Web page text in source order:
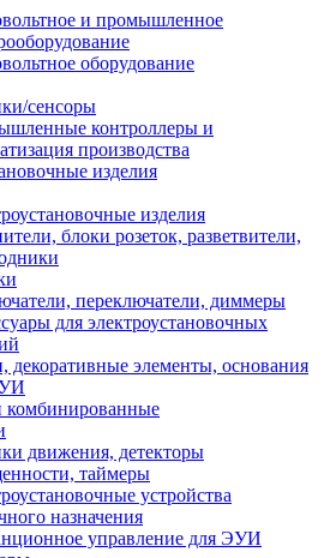
и промышленное
оборудование
сенсоры
контроллеры и
производства
изделия
изделия
блоки розеток, разветвители,
переключатели, диммеры
для электроустановочных
декоративные элементы, основания
комбинированные
движения, детекторы
таймеры
устройства
назначения
управление для ЭУИ